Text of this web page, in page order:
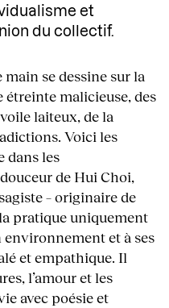
et
du collectif.
main se dessine sur la
étreinte malicieuse, des
laiteux, de la
Voici les
dans les
de Hui Choi,
– originaire de
pratique uniquement
environnement et à ses
et empathique. Il
l’amour et les
avec poésie et